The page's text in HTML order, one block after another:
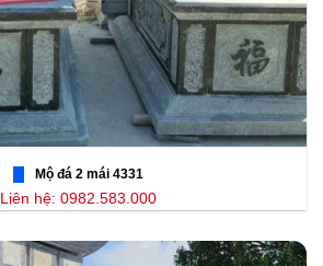
Mộ đá 2 mái 4331
Liên hệ: 0982.583.000